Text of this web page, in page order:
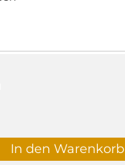
In den Warenkorb